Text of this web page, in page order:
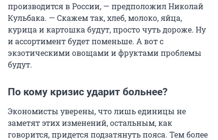
производится в России, — предположил Николай
Кульбака. — Скажем так, хлеб, молоко, яйца,
курица и картошка будут, просто чуть дороже. Ну
и ассортимент будет поменьше. А вот с
экзотическими овощами и фруктами проблемы
будут.
По кому кризис ударит больнее?
Экономисты уверены, что лишь единицы не
заметят этих изменений, остальным, как
говорится, придется подзатянуть пояса. Тем более